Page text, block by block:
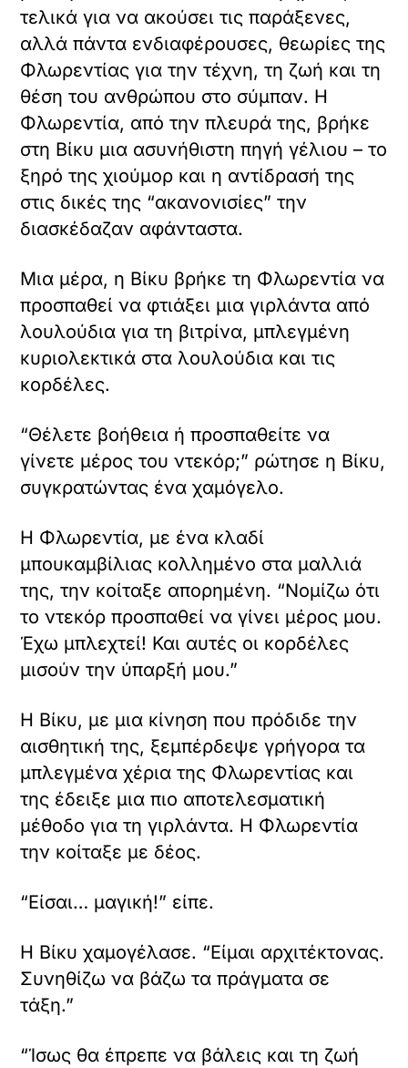
τελικά για να ακούσει τις παράξενες,
αλλά πάντα ενδιαφέρουσες, θεωρίες της
Φλωρεντίας για την τέχνη, τη ζωή και τη
θέση του ανθρώπου στο σύμπαν. Η
Φλωρεντία, από την πλευρά της, βρήκε
στη Βίκυ μια ασυνήθιστη πηγή γέλιου – το
ξηρό της χιούμορ και η αντίδρασή της
στις δικές της “ακανονισίες” την
διασκέδαζαν αφάνταστα.
Μια μέρα, η Βίκυ βρήκε τη Φλωρεντία να
προσπαθεί να φτιάξει μια γιρλάντα από
λουλούδια για τη βιτρίνα, μπλεγμένη
κυριολεκτικά στα λουλούδια και τις
κορδέλες.
“Θέλετε βοήθεια ή προσπαθείτε να
γίνετε μέρος του ντεκόρ;” ρώτησε η Βίκυ,
συγκρατώντας ένα χαμόγελο.
Η Φλωρεντία, με ένα κλαδί
μπουκαμβίλιας κολλημένο στα μαλλιά
της, την κοίταξε απορημένη. “Νομίζω ότι
το ντεκόρ προσπαθεί να γίνει μέρος μου.
Έχω μπλεχτεί! Και αυτές οι κορδέλες
μισούν την ύπαρξή μου.”
Η Βίκυ, με μια κίνηση που πρόδιδε την
αισθητική της, ξεμπέρδεψε γρήγορα τα
μπλεγμένα χέρια της Φλωρεντίας και
της έδειξε μια πιο αποτελεσματική
μέθοδο για τη γιρλάντα. Η Φλωρεντία
την κοίταξε με δέος.
“Είσαι… μαγική!” είπε.
Η Βίκυ χαμογέλασε. “Είμαι αρχιτέκτονας.
Συνηθίζω να βάζω τα πράγματα σε
τάξη.”
“Ίσως θα έπρεπε να βάλεις και τη ζωή